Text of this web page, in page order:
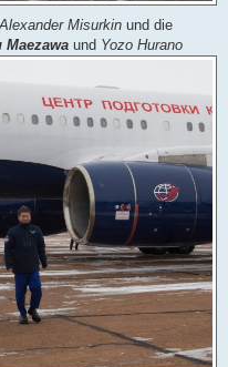
Alexander Misurkin und die
Maezawa und Yozo Hurano